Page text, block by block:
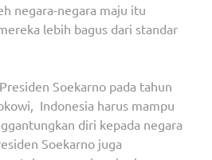
negara-negara maju itu
lebih bagus dari standar
Soekarno pada tahun
Indonesia harus mampu
diri kepada negara
Soekarno juga